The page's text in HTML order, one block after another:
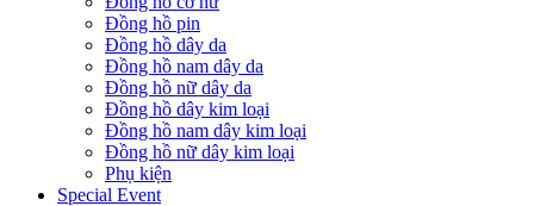
Đồng hồ pin
Đồng hồ dây da
Đồng hồ nam dây da
Đồng hồ nữ dây da
Đồng hồ dây kim loại
Đồng hồ nam dây kim loại
Đồng hồ nữ dây kim loại
Phụ kiện
Special Event